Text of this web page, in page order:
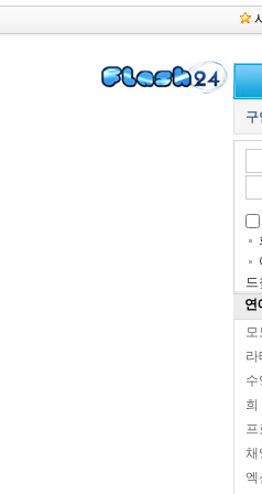
구
드
연
모
라
수
희
프
채
엑